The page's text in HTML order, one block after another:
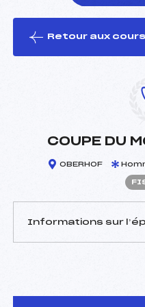
le ski
Retour aux
COUPE DU
OBERHOF
Informations sur
D.T Adjoint :